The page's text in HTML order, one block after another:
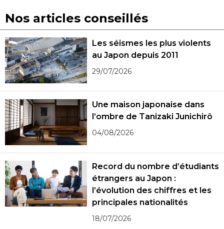
Nos articles conseillés
Les séismes les plus violents
au Japon depuis 2011
29/07/2026
Une maison japonaise dans
l’ombre de Tanizaki Junichirô
04/08/2026
Record du nombre d’étudiants
étrangers au Japon :
l’évolution des chiffres et les
principales nationalités
18/07/2026